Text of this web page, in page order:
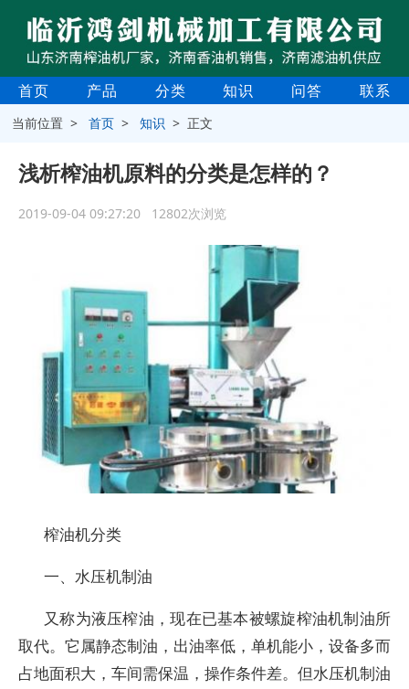
首页 产品 分类 知识 问答 联系
当前位置 >首页 >知识 > 正文
浅析榨油机原料的分类是怎样的？
2019-09-04 09:27:20 12802次浏览
榨油机分类
一、水压机制油
又称为液压榨油，现在已基本被螺旋榨油机制油所
取代。它属静态制油，出油率低，单机能小，设备多而
占地面积大，车间需保温，操作条件差。但水压机制油